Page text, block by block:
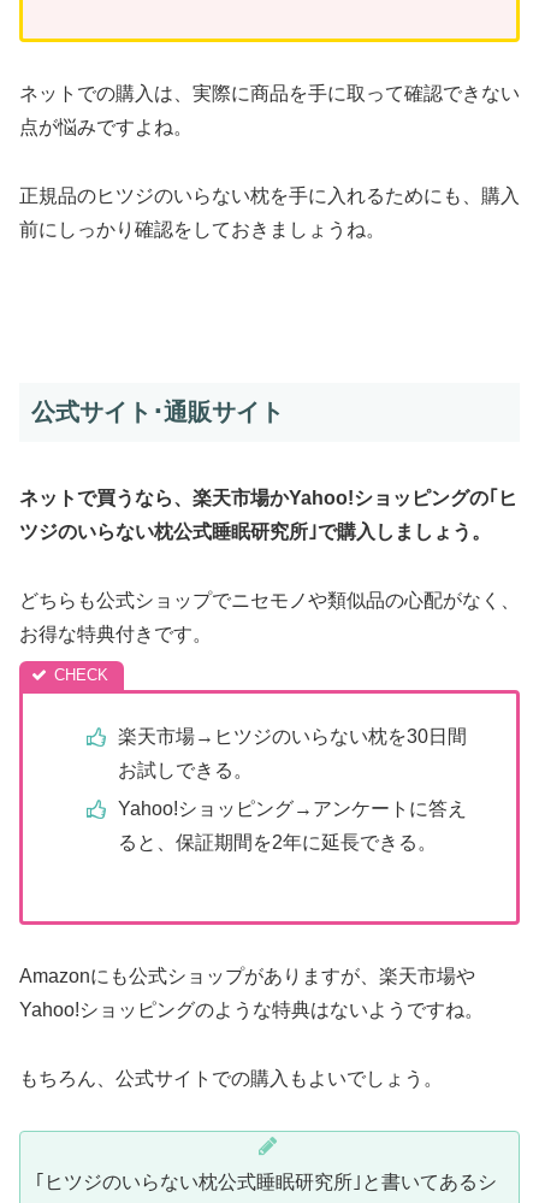
ネットでの購入は、実際に商品を手に取って確認できない
点が悩みですよね。
正規品のヒツジのいらない枕を手に入れるためにも、購入
前にしっかり確認をしておきましょうね。
公式サイト･通販サイト
ネットで買うなら、楽天市場かYahoo!ショッピングの｢ヒ
ツジのいらない枕公式睡眠研究所｣で購入しましょう 。
どちらも公式ショップでニセモノや類似品の心配がなく、
お得な特典付きです。
楽天市場→ヒツジのいらない枕を30日間
お試しできる。
Yahoo!ショッピング→アンケートに答え
ると、保証期間を2年に延長できる。
Amazonにも公式ショップがありますが、楽天市場や
Yahoo!ショッピングのような特典はないようですね。
もちろん、公式サイトでの購入もよいでしょう。
｢ヒツジのいらない枕公式睡眠研究所｣と書いてあるシ